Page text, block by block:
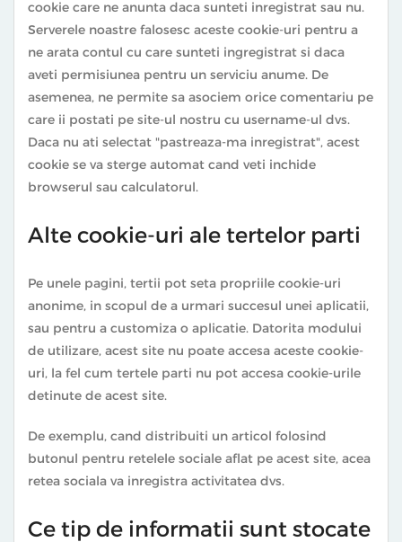
cookie care ne anunta daca sunteti inregistrat sau nu.
Serverele noastre falosesc aceste cookie-uri pentru a
ne arata contul cu care sunteti ingregistrat si daca
aveti permisiunea pentru un serviciu anume. De
asemenea, ne permite sa asociem orice comentariu pe
care ii postati pe site-ul nostru cu username-ul dvs.
Daca nu ati selectat "pastreaza-ma inregistrat", acest
cookie se va sterge automat cand veti inchide
browserul sau calculatorul.
Alte cookie-uri ale tertelor parti
Pe unele pagini, tertii pot seta propriile cookie-uri
anonime, in scopul de a urmari succesul unei aplicatii,
sau pentru a customiza o aplicatie. Datorita modului
de utilizare, acest site nu poate accesa aceste cookie-
uri, la fel cum tertele parti nu pot accesa cookie-urile
detinute de acest site.
De exemplu, cand distribuiti un articol folosind
butonul pentru retelele sociale aflat pe acest site, acea
retea sociala va inregistra activitatea dvs.
Ce tip de informatii sunt stocate